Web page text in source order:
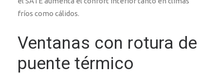
fríos como cálidos.
Ventanas con rotura de
puente térmico